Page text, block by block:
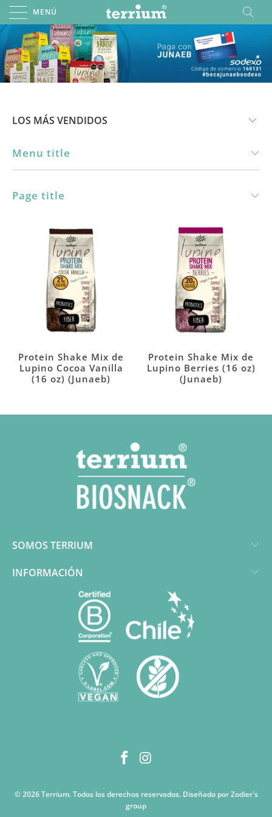
MENÚ
Menu title
Page title
Protein Shake Mix de
Lupino Cocoa Vanilla
(16 oz) (Junaeb)
Protein Shake Mix de
Lupino Berries (16 oz)
(Junaeb)
SOMOS TERRIUM
INFORMACIÓN
© 2026Terrium. Todos los derechos reservados. Diseñado por Zodier's
group